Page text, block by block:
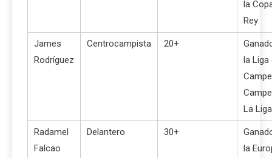
la
Rey
James
Rodríguez
Centrocampista 20+
la Liga
La Liga
Radamel
Falcao
Delantero 30+
la